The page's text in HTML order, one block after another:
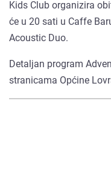
Kids Club organizira
će u 20 sati u Caffe
Acoustic Duo.
Detaljan program
stranicama Općine